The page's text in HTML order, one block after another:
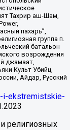
Тахрир аш-Шам,
пахарь”,
группа п.
батальон
возрождения
джамаат,
Культ Убийц,
Айдар, Русский
i-ekstremistskie-
религиозных